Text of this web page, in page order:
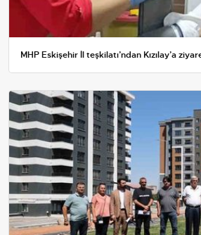
MHP Eskişehir İl teşkilatı’ndan Kızılay’a